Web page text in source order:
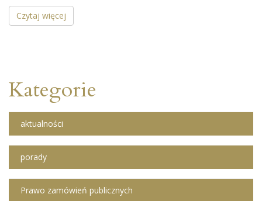
Czytaj więcej
Kategorie
aktualności
porady
Prawo zamówień publicznych